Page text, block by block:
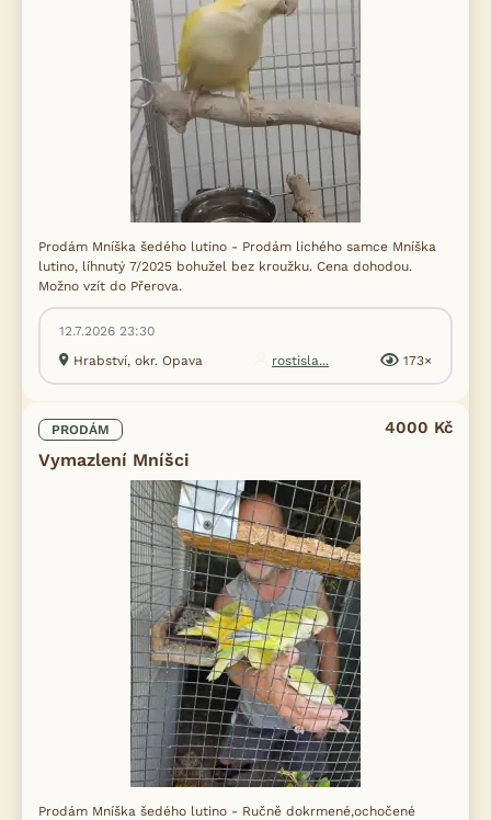
Prodám Mníška šedého lutino - Prodám lichého samce Mníška
lutino, líhnutý 7/2025 bohužel bez kroužku. Cena dohodou.
Možno vzít do Přerova.
12.7.2026 23:30
Hrabství, okr. Opava
rostisla... 173×
PRODÁM
Vymazlení Mníšci
4000 Kč
Prodám Mníška šedého lutino - Ručně dokrmené,ochočené